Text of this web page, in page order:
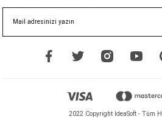
2022 Copyright IdeaSoft - Tüm